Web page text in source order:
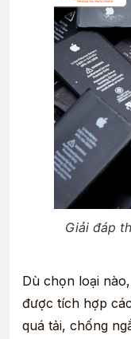
Giải đáp
Dù chọn loại
được tích hợp
quá tải, chống